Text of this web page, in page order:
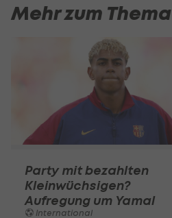
Mehr zum Thema
Party mit bezahlten
Kleinwüchsigen?
Aufregung um Yamal
International